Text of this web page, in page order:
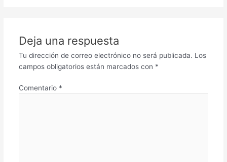
Deja una respuesta
Tu dirección de correo electrónico no será publicada. Los
campos obligatorios están marcados con *
Comentario *